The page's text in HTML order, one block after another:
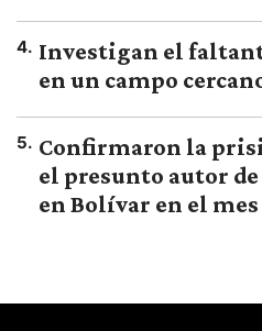
4. Investigan el
en un campo
5. Confirmaron la
el presunto autor
en Bolívar en el mes